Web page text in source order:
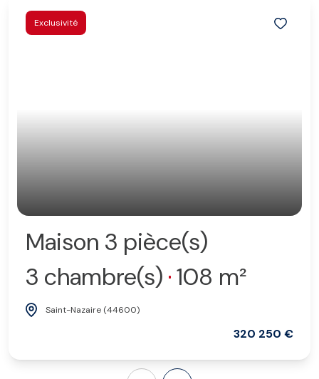
Exclusivité
Maison 3 pièce(s)
3 chambre(s) 108 m²
Saint-Nazaire (44600)
320 250 €